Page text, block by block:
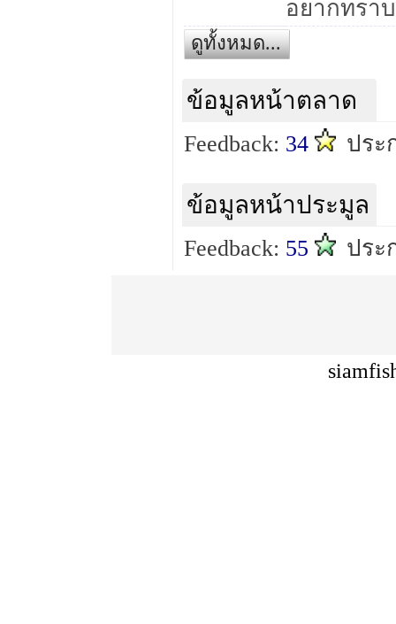
ดูทั้งหมด...
ข้อมูลหน้าตลาด
Feedback: 34 ประ
ข้อมูลหน้าประมูล
Feedback: 55 ประ